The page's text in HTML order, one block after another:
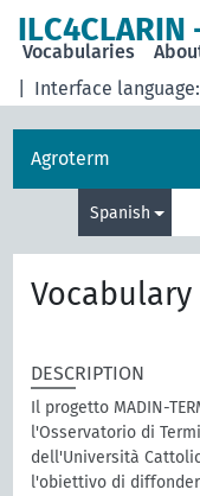
Interface language:
Vocabularies
Agroterm
Spanish
DESCRIPTION
Il progetto MADIN-
l'Osservatorio di
dell'Università
l'obiettivo di